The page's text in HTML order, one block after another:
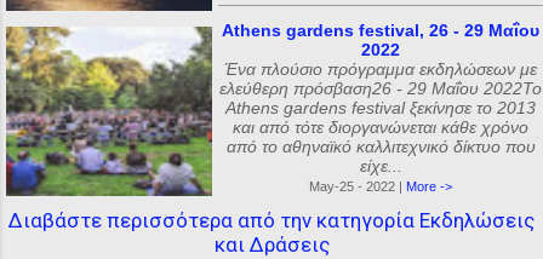
Athens gardens festival, 26 - 29 Μαΐου
2022
Ένα πλούσιο πρόγραμμα εκδηλώσεων με
ελεύθερη πρόσβαση26 - 29 Μαΐου 2022Το
Athens gardens festival ξεκίνησε το 2013
και από τότε διοργανώνεται κάθε χρόνο
από το αθηναϊκό καλλιτεχνικό δίκτυο που
είχε...
May-25 - 2022 | More ->
Διαβάστε περισσότερα από την κατηγορία Εκδηλώσεις
και Δράσεις